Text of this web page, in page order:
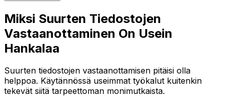
Miksi Suurten Tiedostojen
Vastaanottaminen On Usein
Hankalaa
Suurten tiedostojen vastaanottamisen pitäisi olla
helppoa. Käytännössä useimmat työkalut kuitenkin
tekevät siitä tarpeettoman monimutkaista.